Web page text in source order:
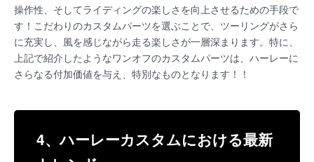
操作性、そしてライディングの楽しさを向上させるための手段で
す！こだわりのカスタムパーツを選ぶことで、ツーリングがさら
に充実し、風を感じながら走る楽しさが一層深まります。特に、
上記で紹介したようなワンオフのカスタムパーツは、ハーレーに
さらなる付加価値を与え、特別なものとなります！！
4、ハーレーカスタムにおける最新